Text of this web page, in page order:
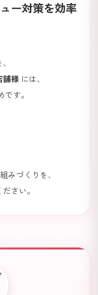
ー対策を効率
舗様 には、
す。
みづくりを、
さい。